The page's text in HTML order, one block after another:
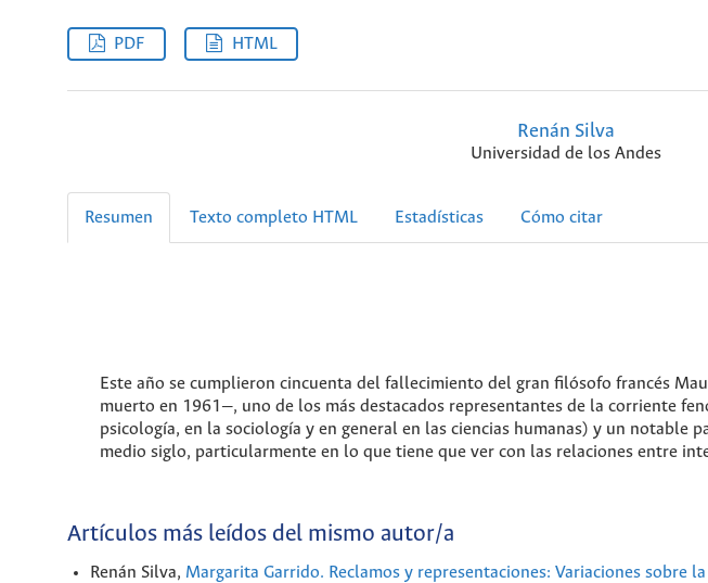
PDF HTML
Renán Silva
Universidad de los Andes
Resumen Texto completo HTML Estadísticas Cómo citar
Este año se cumplieron cincuenta del fallecimiento del gran filósofo francés
muerto en 1961—, uno de los más destacados representantes de la corriente
psicología, en la sociología y en general en las ciencias humanas) y un notable
medio siglo, particularmente en lo que tiene que ver con las relaciones entre
Artículos más leídos del mismo autor/a
Renán Silva, Margarita Garrido. Reclamos y representaciones: Variaciones sobre